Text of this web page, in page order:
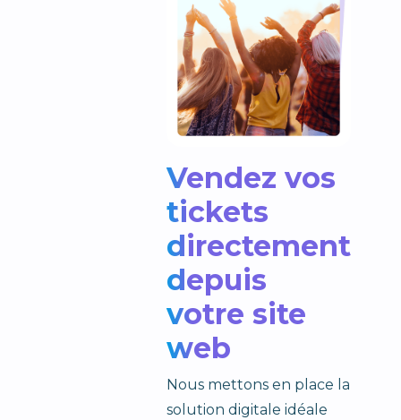
Vendez vos
tickets
directement
depuis
votre site
web
Nous mettons en place la
solution digitale idéale